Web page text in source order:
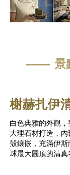
—— 景
榭赫扎伊
白色典雅的外觀
大理石材打造，
殼鑲嵌，充滿伊
球最大圓頂的清真